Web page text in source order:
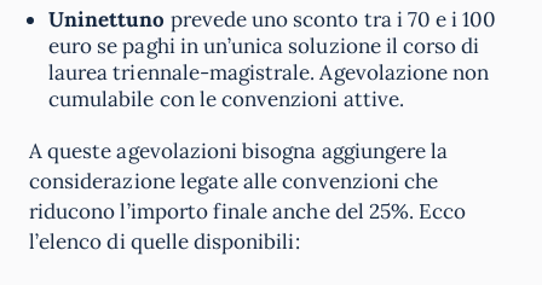
Uninettuno prevede uno sconto tra i 70 e i 100
euro se paghi in un’unica soluzione il corso di
laurea triennale-magistrale. Agevolazione non
cumulabile con le convenzioni attive.
A queste agevolazioni bisogna aggiungere la
considerazione legate alle convenzioni che
riducono l’importo finale anche del 25%. Ecco
l’elenco di quelle disponibili: